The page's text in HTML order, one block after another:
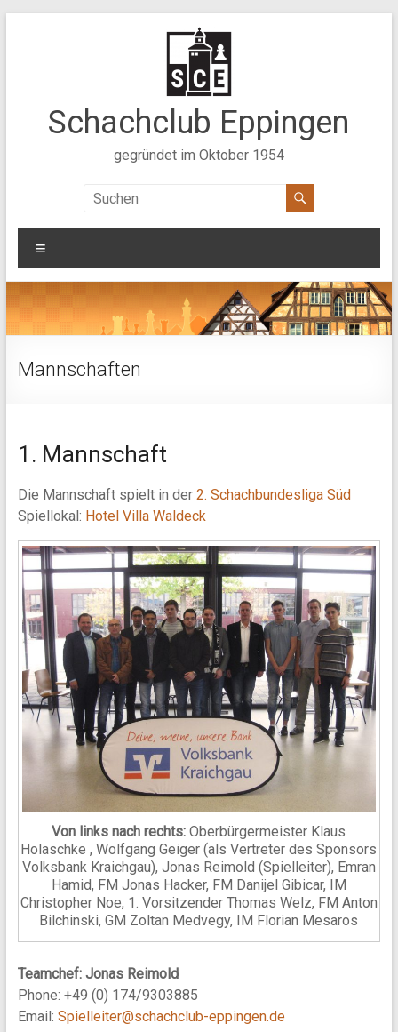
Schachclub Eppingen
gegründet im Oktober 1954
Mannschaften
1. Mannschaft
Die Mannschaft spielt in der 2. Schachbundesliga Süd
Spiellokal: Hotel Villa Waldeck
Von links nach rechts:Oberbürgermeister Klaus
Holaschke , Wolfgang Geiger (als Vertreter des Sponsors
Volksbank Kraichgau), Jonas Reimold (Spielleiter), Emran
Hamid, FM Jonas Hacker, FM Danijel Gibicar, IM
Christopher Noe, 1. Vorsitzender Thomas Welz, FM Anton
Bilchinski, GM Zoltan Medvegy, IM Florian Mesaros
Teamchef: Jonas Reimold
Phone: +49 (0) 174/9303885
Email: Spielleiter@schachclub-eppingen.de